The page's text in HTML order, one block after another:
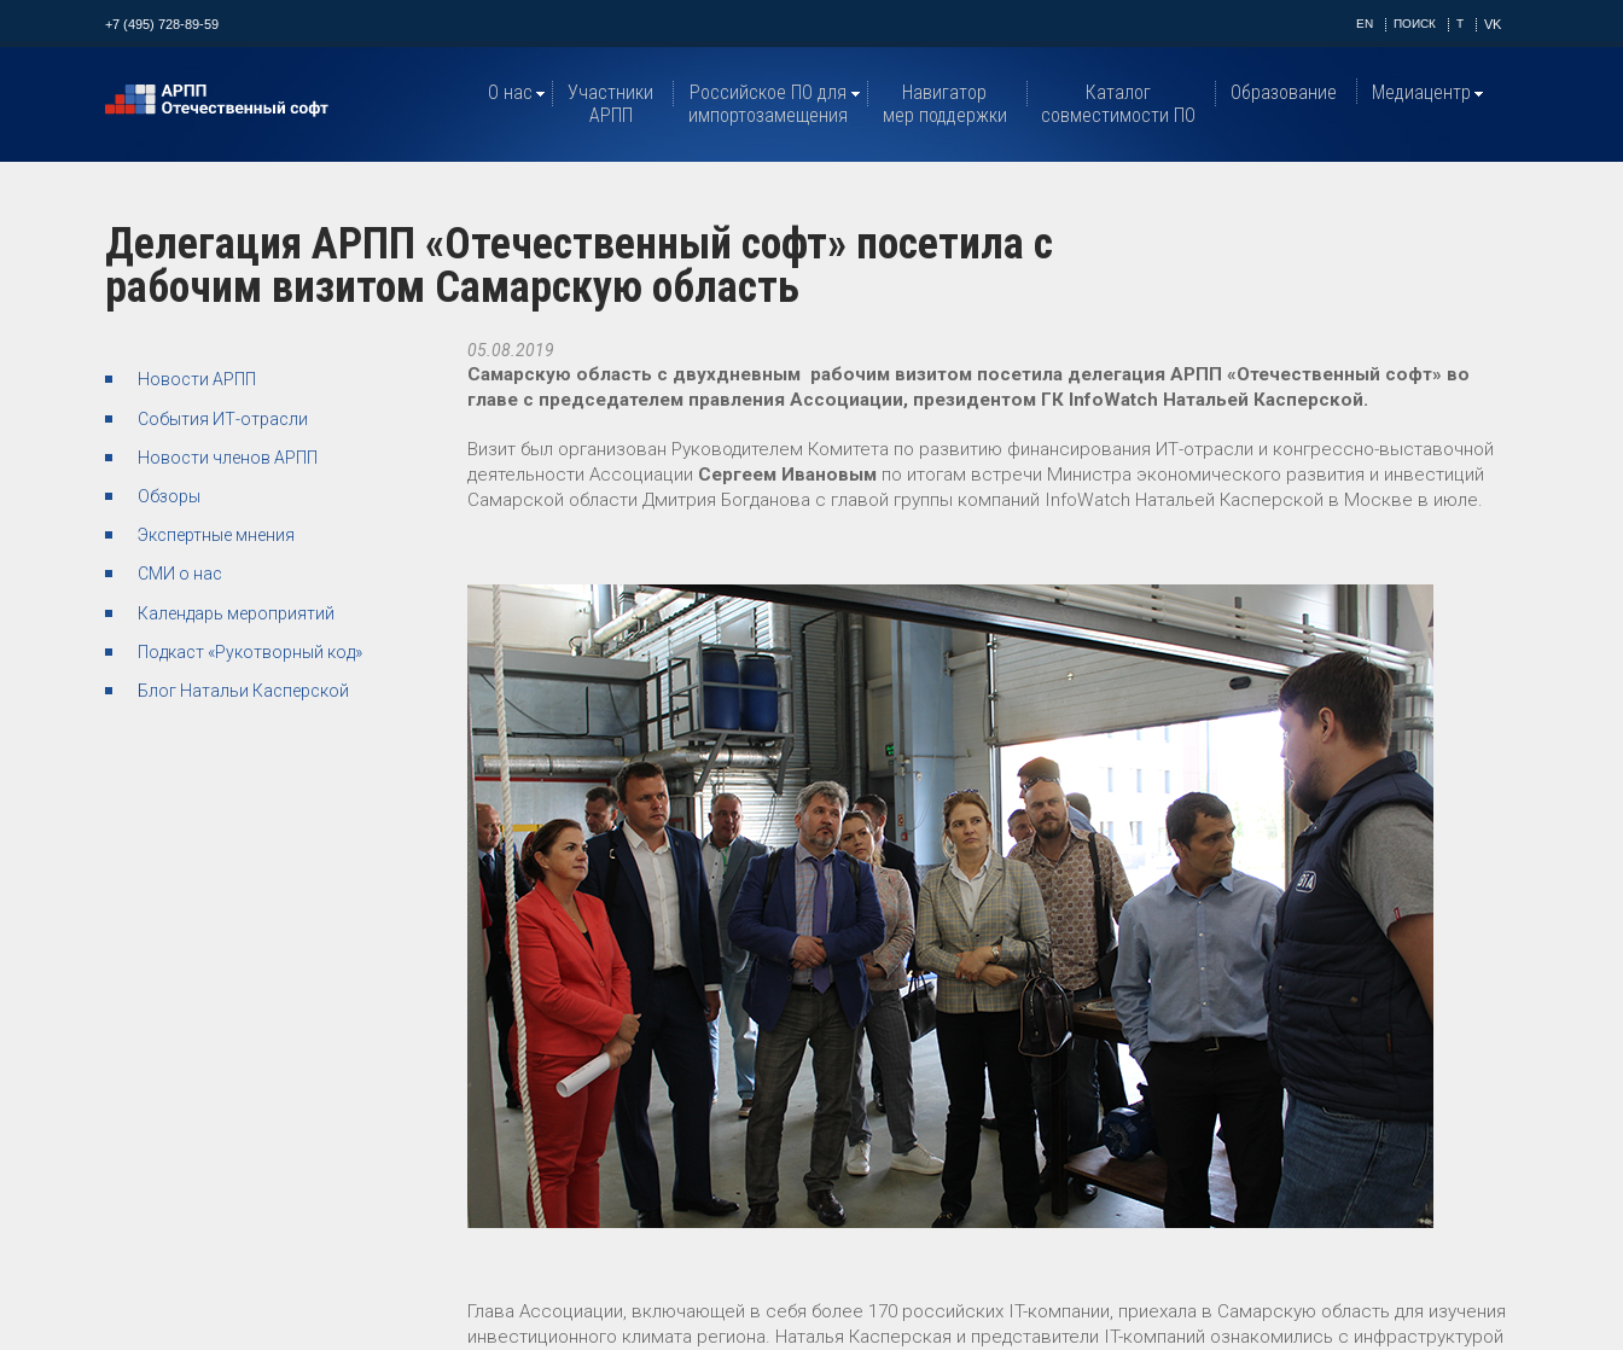
+7 (495) 728-89-59 EN ПОИСК T VK
О нас
Участники
АРПП
Российское ПО для
импортозамещения
Навигатор
мер поддержки
Каталог
совместимости ПО
Образование Медиацентр
Делегация АРПП «Отечественный софт» посетила с
рабочим визитом Самарскую область
Новости АРПП
События ИТ-отрасли
Новости членов АРПП
Обзоры
Экспертные мнения
СМИ о нас
Календарь мероприятий
Подкаст «Рукотворный код»
Блог Натальи Касперской
05.08.2019
Самарскую область с двухдневным рабочим визитом посетила делегация АРПП «Отечественный софт» во
главе с председателем правления Ассоциации, президентом ГК InfoWatch Натальей Касперской.
Визит был организован Руководителем Комитета по развитию финансирования ИТ-отрасли и конгрессно-выставочной
деятельности Ассоциации Сергеем Ивановым по итогам встречи Министра экономического развития и инвестиций
Самарской области Дмитрия Богданова с главой группы компаний InfoWatch Натальей Касперской в Москве в июле.
Глава Ассоциации, включающей в себя более 170 российских IT-компании, приехала в Самарскую область для изучения
инвестиционного климата региона. Наталья Касперская и представители IT-компаний ознакомились с инфраструктурой